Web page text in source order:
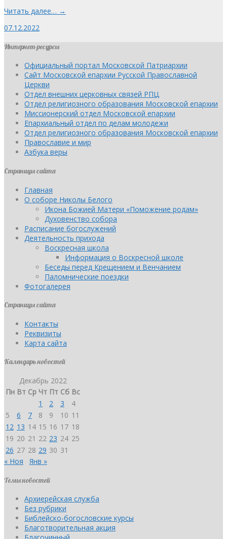
Читать далее… →
07.12.2022
Интернет-ресурсы
Официальный портал Московской Патриархии
Сайт Московской епархии Русской Православной
Церкви
Отдел внешних церковных связей РПЦ
Отдел религиозного образования Московской епархии
Миссионерский отдел Московской епархии
Епархиальный отдел по делам молодежи
Отдел религиозного образования Московской епархии
Православие и мир
Азбука веры
Страницы сайта
Главная
О соборе Николы Белого
Икона Божией Матери «Поможение родам»
Духовенство собора
Расписание богослужений
Деятельность прихода
Воскресная школа
Информация о Воскресной школе
Беседы перед Крещением и Венчанием
Паломнические поездки
Фотогалерея
Страницы сайта
Контакты
Реквизиты
Карта сайта
Календарь новостей
Декабрь 2022
Пн Вт Ср Чт Пт Сб Вс
1
2 3
4
5
6 7 8 9 10 11
12 13 14 15 16 17 18
19 20 21 22 23 24 25
26 27 28 29 30 31
« Ноя
Янв »
Темы новостей
Архиерейская служба
Без рубрики
Библейско-богословские курсы
Благотворительная акция